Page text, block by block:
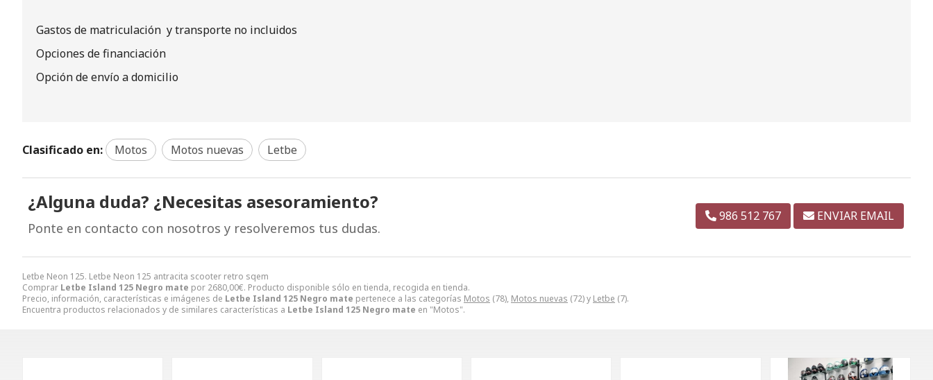
Letbe Neon 125. Letbe Neon 125 antracita scooter retro sqem
Comprar Letbe Island 125 Negro mate por 2680,00€. Producto disponible sólo en tienda, recogida en tienda.
Precio, información, características e imágenes de Letbe Island 125 Negro mate pertenece a las categorías Motos (78), Motos nuevas (72) y Letbe (7).
Encuentra productos relacionados y de similares características a Letbe Island 125 Negro mate en "Motos".
Gastos de matriculación y transporte no incluidos
Opciones de financiación
Opción de envío a domicilio
Clasificado en: Motos Motos nuevas Letbe
¿Alguna duda? ¿Necesitas asesoramiento?
Ponte en contacto con nosotros y resolveremos tus dudas.
986 512 767 ENVIAR EMAIL